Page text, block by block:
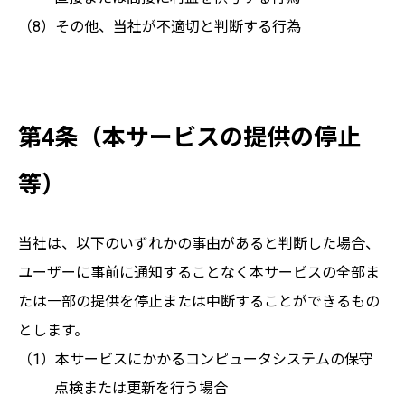
その他、当社が不適切と判断する行為
第4条（本サービスの提供の停止
等）
当社は、以下のいずれかの事由があると判断した場合、
ユーザーに事前に通知することなく本サービスの全部ま
たは一部の提供を停止または中断することができるもの
とします。
本サービスにかかるコンピュータシステムの保守
点検または更新を行う場合